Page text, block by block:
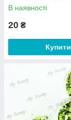
В наявності
20 ₴
Купити